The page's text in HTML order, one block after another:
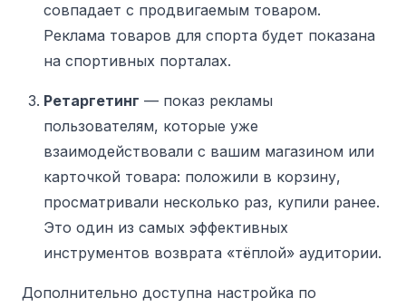
совпадает с продвигаемым товаром.
Реклама товаров для спорта будет показана
на спортивных порталах.
Ретаргетинг — показ рекламы
пользователям, которые уже
взаимодействовали с вашим магазином или
карточкой товара: положили в корзину,
просматривали несколько раз, купили ранее.
Это один из самых эффективных
инструментов возврата «тёплой» аудитории.
Дополнительно доступна настройка по